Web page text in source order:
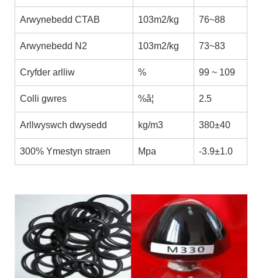
Arwynebedd CTAB 103m2/kg 76~88
Arwynebedd N2 103m2/kg 73~83
Cryfder arlliw % 99 ~ 109
Colli gwres %â¦ 2.5
Arllwyswch dwysedd kg/m3 380±40
300% Ymestyn straen Mpa -3.9±1.0